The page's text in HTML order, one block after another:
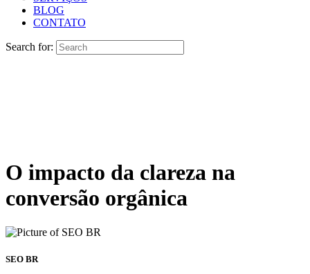
BLOG
CONTATO
Search for:
O impacto da clareza na
conversão orgânica
SEO BR